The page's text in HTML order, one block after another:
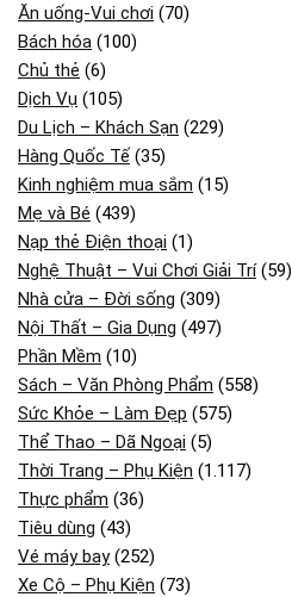
Ăn uống-Vui chơi (70)
Bách hóa (100)
Chủ thẻ (6)
Dịch Vụ (105)
Du Lịch – Khách Sạn (229)
Hàng Quốc Tế (35)
Kinh nghiệm mua sắm (15)
Mẹ và Bé (439)
Nạp thẻ Điện thoại (1)
Nghệ Thuật – Vui Chơi Giải Trí(59)
Nhà cửa – Đời sống (309)
Nội Thất – Gia Dụng (497)
Phần Mềm (10)
Sách – Văn Phòng Phẩm (558)
Sức Khỏe – Làm Đẹp (575)
Thể Thao – Dã Ngoại (5)
Thời Trang – Phụ Kiện (1.117)
Thực phẩm (36)
Tiêu dùng (43)
Vé máy bay(252)
Xe Cộ – Phụ Kiện (73)